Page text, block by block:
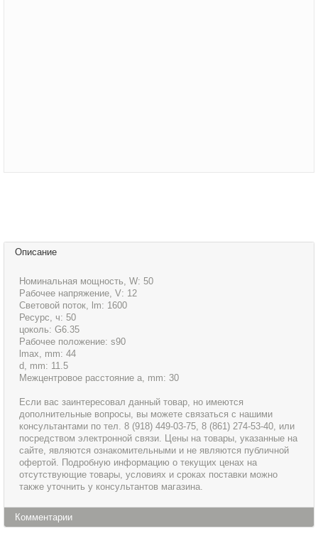
Описание
Номинальная мощность, W: 50
Рабочее напряжение, V: 12
Световой поток, lm: 1600
Ресурс, ч: 50
цоколь: G6.35
Рабочее положение: s90
lmax, mm: 44
d, mm: 11.5
Межцентровое расстояние a, mm: 30
Если вас заинтересовал данный товар, но имеются
дополнительные вопросы, вы можете связаться с нашими
консультантами по тел. 8 (918) 449-03-75, 8 (861) 274-53-40, или
посредством электронной связи. Цены на товары, указанные на
сайте, являются ознакомительными и не являются публичной
офертой. Подробную информацию о текущих ценах на
отсутствующие товары, условиях и сроках поставки можно
также уточнить у консультантов магазина.
Комментарии